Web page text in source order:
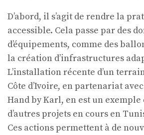
D’abord, il s’agit de rendre la
accessible. Cela passe par des
d’équipements, comme des
la création d’infrastructures
L’installation récente d’un
Côte d’Ivoire, en partenariat
Hand by Karl, en est un exemple
d’autres projets en cours en
Ces actions permettent à de